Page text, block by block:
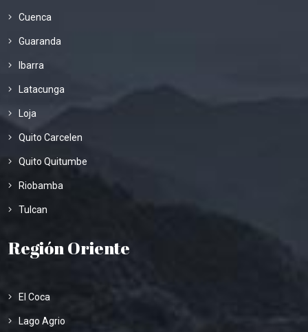
Cuenca
Guaranda
Ibarra
Latacunga
Loja
Quito Carcelen
Quito Quitumbe
Riobamba
Tulcan
Región Oriente
El Coca
Lago Agrio